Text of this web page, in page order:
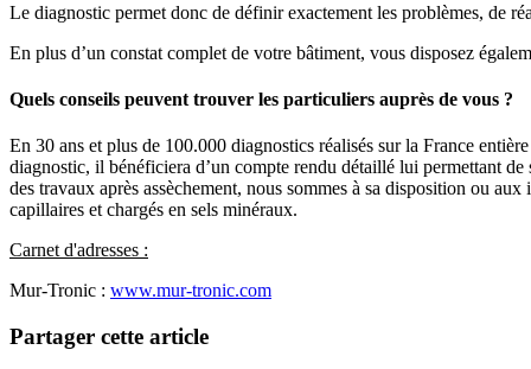
Le diagnostic permet donc de définir exactement les problèmes, de
En plus d’un constat complet de votre bâtiment, vous disposez
Quels conseils peuvent trouver les particuliers auprès de vous ?
En 30 ans et plus de 100.000 diagnostics réalisés sur la France
diagnostic, il bénéficiera d’un compte rendu détaillé lui permettant
des travaux après assèchement, nous sommes à sa disposition ou
capillaires et chargés en sels minéraux.
Carnet d'adresses :
Mur-Tronic : www.mur-tronic.com
Partager cette article